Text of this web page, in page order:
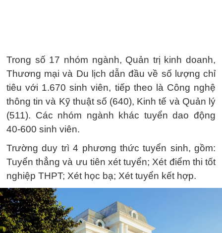
Trong số 17 nhóm ngành, Quản trị kinh doanh,
Thương mại và Du lịch dẫn đầu về số lượng chỉ
tiêu với 1.670 sinh viên, tiếp theo là Công nghệ
thông tin và Kỹ thuật số (640), Kinh tế và Quản lý
(511). Các nhóm ngành khác tuyển dao động
40-600 sinh viên.
Trường duy trì 4 phương thức tuyển sinh, gồm:
Tuyển thẳng và ưu tiên xét tuyển; Xét điểm thi tốt
nghiệp THPT; Xét học bạ; Xét tuyển kết hợp.